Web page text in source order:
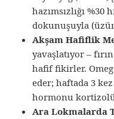
hazımsızlığı %30
dokunuşuyla
Akşam Hafiflik
yavaşlatıyor –
hafif fikirler.
eder; haftada 3
hormonu kortizolü
Ara Lokmalarda